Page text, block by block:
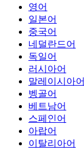
영어
일본어
중국어
네덜란드어
독일어
러시아어
말레이시아어
벵골어
베트남어
스페인어
아랍어
이탈리아어